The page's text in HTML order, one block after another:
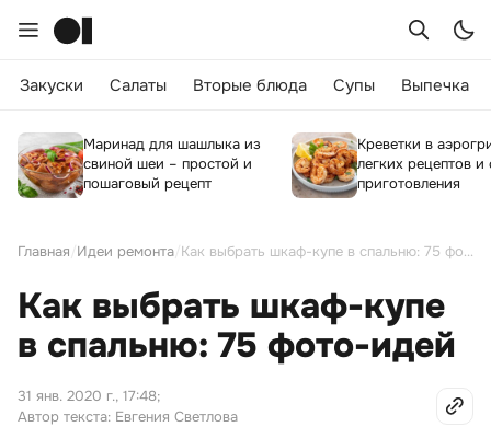
Закуски Салаты Вторые блюда Супы Выпечка
Маринад для шашлыка из
свиной шеи – простой и
пошаговый рецепт
Креветки в
легких рецептов и
приготовления
Главная Идеи ремонта Как выбрать шкаф-купе в спальню: 75 фото-идей
Как выбрать шкаф-купе
в спальню: 75 фото-идей
31 янв. 2020 г., 17:48;
Автор текста: Евгения Светлова